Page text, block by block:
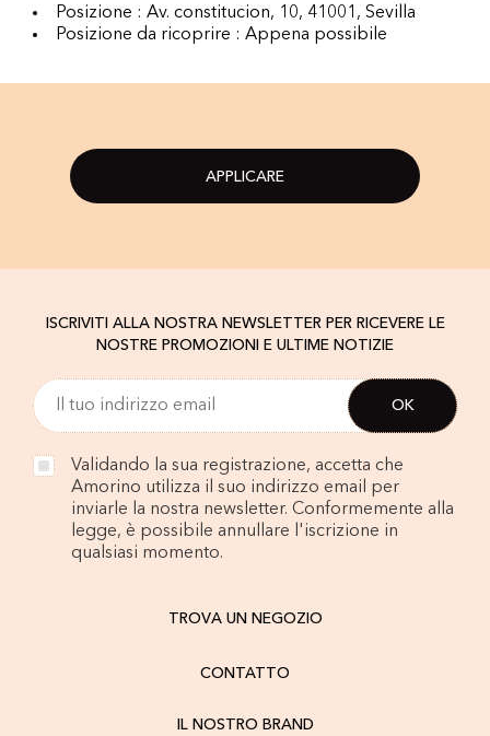
Posizione : Av. constitucion, 10, 41001, Sevilla
Posizione da ricoprire : Appena possibile
APPLICARE
ISCRIVITI ALLA NOSTRA NEWSLETTER PER RICEVERE LE
NOSTRE PROMOZIONI E ULTIME NOTIZIE
Validando la sua registrazione, accetta che
Amorino utilizza il suo indirizzo email per
inviarle la nostra newsletter. Conformemente alla
legge, è possibile annullare l'iscrizione in
qualsiasi momento.
TROVA UN NEGOZIO
CONTATTO
IL NOSTRO BRAND